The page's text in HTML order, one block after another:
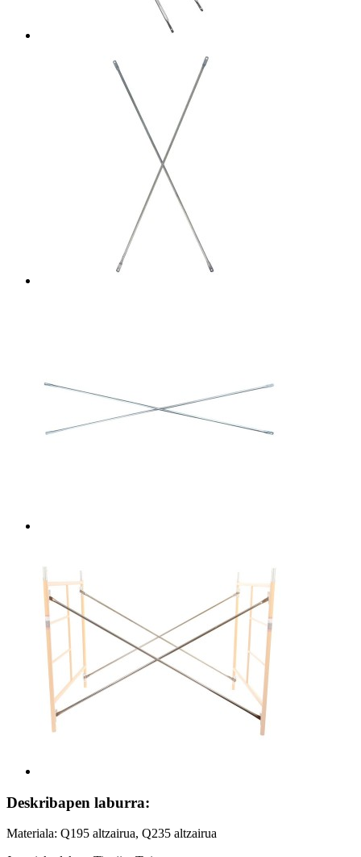
Deskribapen laburra:
Materiala: Q195 altzairua, Q235 altzairua